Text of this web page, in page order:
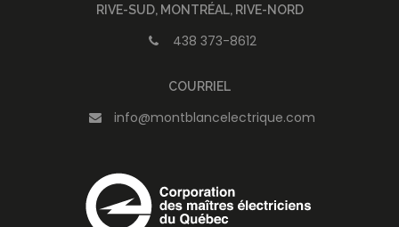
RIVE-SUD, MONTRÉAL, RIVE-NORD
438 373-8612
COURRIEL
info@montblancelectrique.com